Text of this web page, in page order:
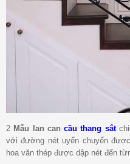
2 Mẫu lan can cầu thang sắt
với đường nét uyển chuyển
hoa văn thép được dập nét đến